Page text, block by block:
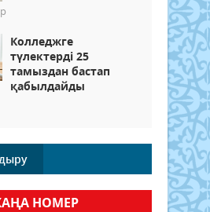
Колледжге
түлектерді 25
тамыздан бастап
қабылдайды
НОМЕР